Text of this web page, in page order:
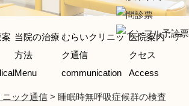
当院の治療
方法
Menu
むらいクリニッ
ク通信
communication
医院案内・ア
クセス
Access
ック通信 > 睡眠時無呼吸症候群の検査